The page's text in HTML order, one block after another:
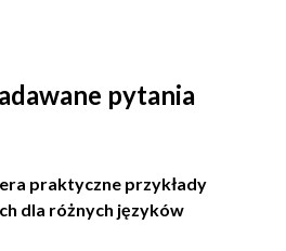
(71)
regularnych (76)
pytania
praktyczne przykłady
dla różnych języków